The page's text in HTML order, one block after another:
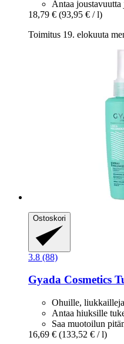
Antaa joustavuutta
18,79 € (93,95 € / l)
Toimitus 19. elokuuta
Ostoskori
3.8 (88)
Gyada Cosmetics
Ohuille,
Antaa hiuksille
Saa muotoilun
16,69 € (133,52 € / l)